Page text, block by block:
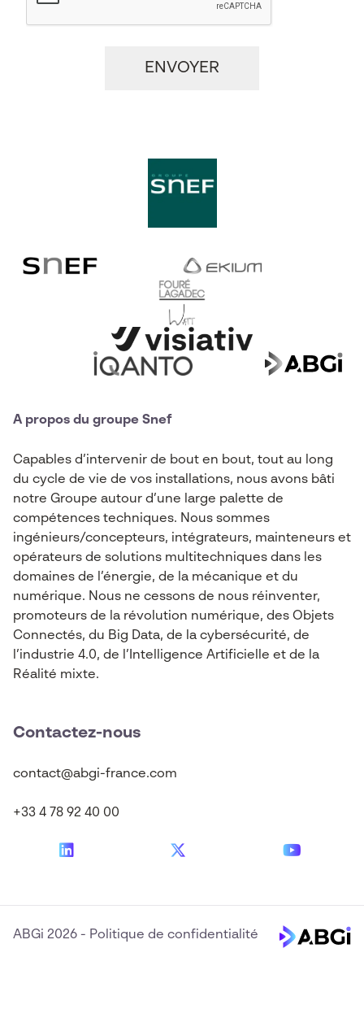
A propos du groupe Snef
Capables d’intervenir de bout en bout, tout au long
du cycle de vie de vos installations, nous avons bâti
notre Groupe autour d’une large palette de
compétences techniques. Nous sommes
ingénieurs/concepteurs, intégrateurs, mainteneurs et
opérateurs de solutions multitechniques dans les
domaines de l’énergie, de la mécanique et du
numérique. Nous ne cessons de nous réinventer,
promoteurs de la révolution numérique, des Objets
Connectés, du Big Data, de la cybersécurité, de
l’industrie 4.0, de l’Intelligence Artificielle et de la
Réalité mixte.
Contactez-nous
contact@abgi-france.com
+33 4 78 92 40 00
ABGi 2026 - Politique de confidentialité